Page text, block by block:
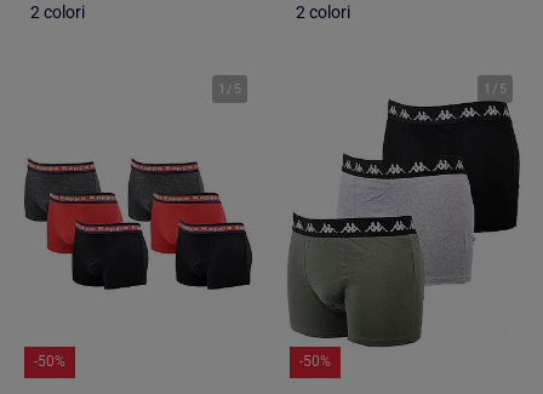
2 colori 2 colori
1 / 5
-50%
1 / 5
-50%